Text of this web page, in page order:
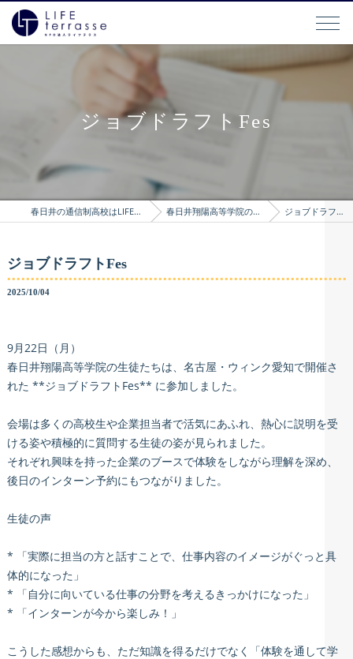
ジョブドラフトFes
春日井の通信制高校はLIFEterrasse 春日井翔陽高等学院のブログ ジョブドラフトFes
ジョブドラフトFes
2025/10/04
9月22日（月）
春日井翔陽高等学院の生徒たちは、名古屋・ウィンク愛知で開催さ
れた **ジョブドラフトFes** に参加しました。
会場は多くの高校生や企業担当者で活気にあふれ、熱心に説明を受
ける姿や積極的に質問する生徒の姿が見られました。
それぞれ興味を持った企業のブースで体験をしながら理解を深め、
後日のインターン予約にもつながりました。
生徒の声
* 「実際に担当の方と話すことで、仕事内容のイメージがぐっと具
体的になった」
* 「自分に向いている仕事の分野を考えるきっかけになった」
* 「インターンが今から楽しみ！」
こうした感想からも、ただ知識を得るだけでなく「体験を通して学